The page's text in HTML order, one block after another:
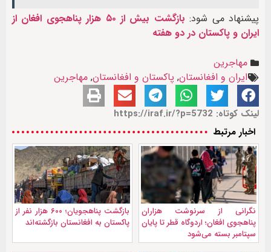
پیشنهاد می شود:
بازگشت بیش از ۵۰ هزار پناهجوی افغان از
ایران و پاکستان در دو هفته
مهاجرین
ایران و افغانستان, پاکستان و افغانستان, مهاجرین
لینک کوتاه: https://iraf.ir/?p=5732
اخبار مرتبط
نگرانی از سرنوشت هزاران
پناهجوی افغان؛ اردوگاه قطر تا پایان
سپتامبر بسته می‌شود
بازگشت پناهجویان؛ ۶۰۰ هزار نفر از
پاکستان به افغانستان بازگشته‌اند